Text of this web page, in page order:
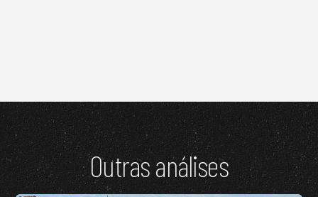
Outras análises